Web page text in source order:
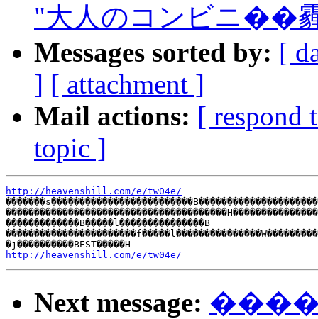
"大人のコンビニ��
Messages sorted by: [
] [ attachment ]
Mail actions: [ respond
topic ]
http://heavenshill.com/e/tw04e/
�������������B�����l���������������B
http://heavenshill.com/e/tw04e/
Next message: